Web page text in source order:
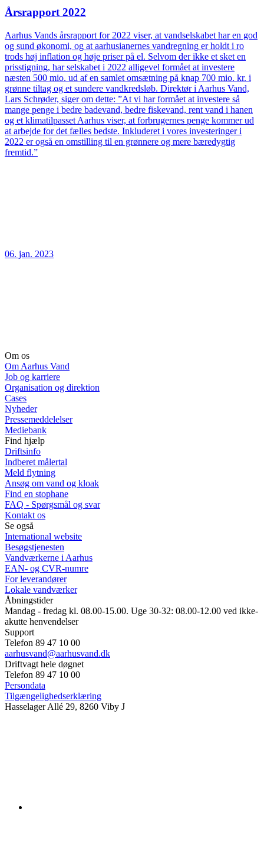
Årsrapport 2022
Aarhus Vands årsrapport for 2022 viser, at vandselskabet har en god
og sund økonomi, og at aarhusianernes vandregning er holdt i ro
trods høj inflation og høje priser på el. Selvom der ikke et sket en
prisstigning, har selskabet i 2022 alligevel formået at investere
næsten 500 mio. ud af en samlet omsætning på knap 700 mio. kr. i
grønne tiltag og et sundere vandkredsløb. Direktør i Aarhus Vand,
Lars Schrøder, siger om dette: ”At vi har formået at investere så
mange penge i bedre badevand, bedre fiskevand, rent vand i hanen
og et klimatilpasset Aarhus viser, at forbrugernes penge kommer ud
at arbejde for det fælles bedste. Inkluderet i vores investeringer i
2022 er også en omstilling til en grønnere og mere bæredygtig
fremtid.”
06. jan. 2023
Om os
Om Aarhus Vand
Job og karriere
Organisation og direktion
Cases
Nyheder
Pressemeddelelser
Mediebank
Find hjælp
Driftsinfo
Indberet målertal
Meld flytning
Ansøg om vand og kloak
Find en stophane
FAQ - Spørgsmål og svar
Kontakt os
Se også
International website
Besøgstjenesten
Vandværkerne i Aarhus
EAN- og CVR-numre
For leverandører
Lokale vandværker
Åbningstider
Mandag - fredag kl. 08.00-15.00. Uge 30-32: 08.00-12.00 ved ikke-
akutte henvendelser
Support
Telefon 89 47 10 00
aarhusvand@aarhusvand.dk
Driftvagt hele døgnet
Telefon 89 47 10 00
Persondata
Tilgængelighedserklæring
Hasselager Allé 29, 8260 Viby J